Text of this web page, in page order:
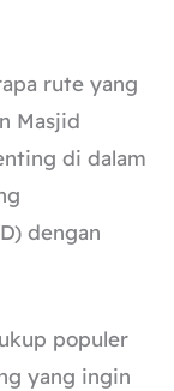
rute yang
Masjid
di dalam
dengan
populer
yang ingin